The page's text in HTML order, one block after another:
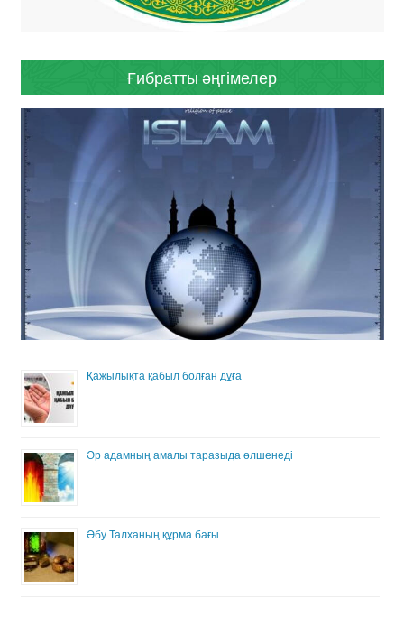
Ғибратты әңгімелер
Қажылықта қабыл болған дұға
Әр адамның амалы таразыда өлшенеді
Әбу Талханың құрма бағы